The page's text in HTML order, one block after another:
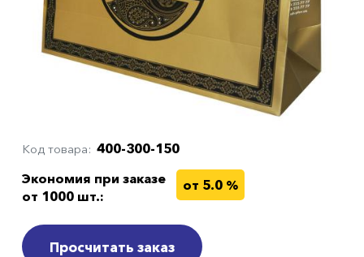
Код товара
400-300-150
Экономия при заказе
от 1000 шт.:
от 5.0 %
Просчитать заказ